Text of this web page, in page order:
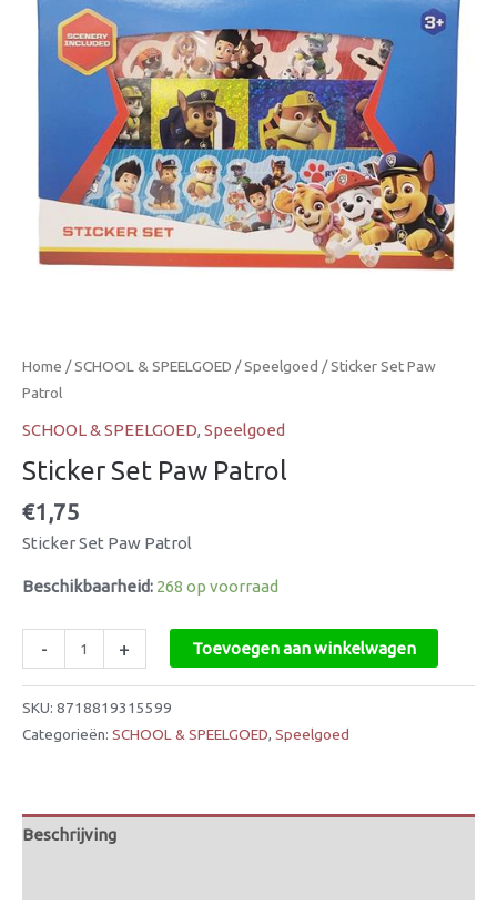
Home /SCHOOL & SPEELGOED /Speelgoed / Sticker Set Paw
Patrol
SCHOOL & SPEELGOED, Speelgoed
Sticker Set Paw Patrol
€1,75
Sticker Set Paw Patrol
Beschikbaarheid: 268 op voorraad
- + Toevoegen aan winkelwagen
SKU: 8718819315599
Categorieën: SCHOOL & SPEELGOED, Speelgoed
Beschrijving